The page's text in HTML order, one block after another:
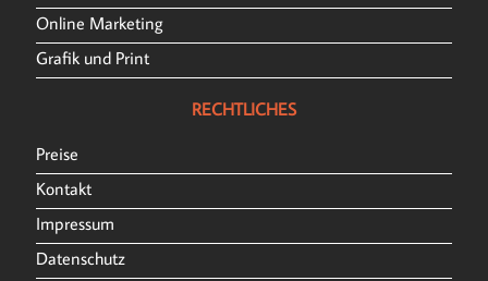
Online Marketing
Grafik und Print
RECHTLICHES
Preise
Kontakt
Impressum
Datenschutz